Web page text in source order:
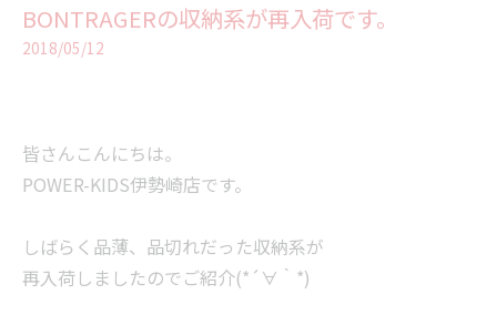
BONTRAGERの収納系が再入荷です。
2018/05/12
皆さんこんにちは。
POWER-KIDS伊勢崎店です。
しばらく品薄、品切れだった収納系が
再入荷しましたのでご紹介(*´∀｀*)